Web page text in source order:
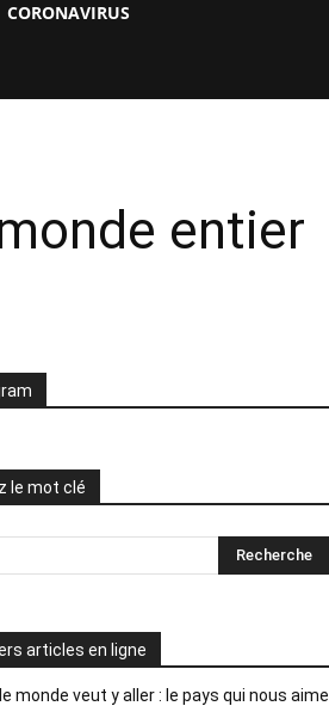
CORONAVIRUS
entier
le mot clé
articles en ligne
monde veut y aller : le pays qui nous aime